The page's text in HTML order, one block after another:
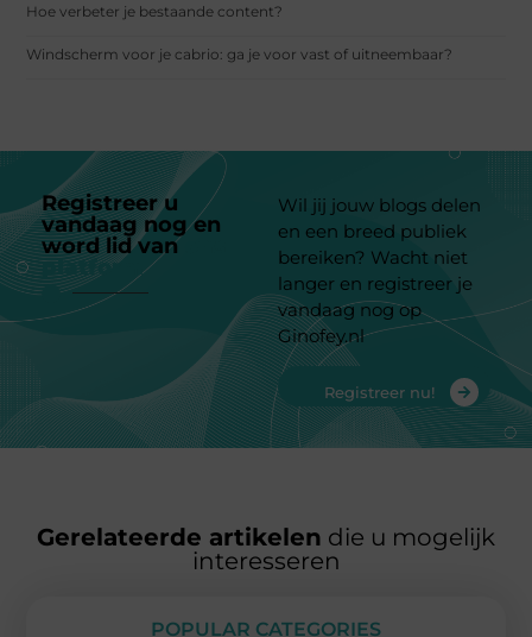
Hoe verbeter je bestaande content?
Windscherm voor je cabrio: ga je voor vast of uitneembaar?
Registreer u
vandaag nog en
word lid van
platform
Wil jij jouw blogs delen
en een breed publiek
bereiken? Wacht niet
langer en registreer je
vandaag nog op
Ginofey.nl
Registreer nu!
Gerelateerde artikelen die u mogelijk
interesseren
POPULAR CATEGORIES